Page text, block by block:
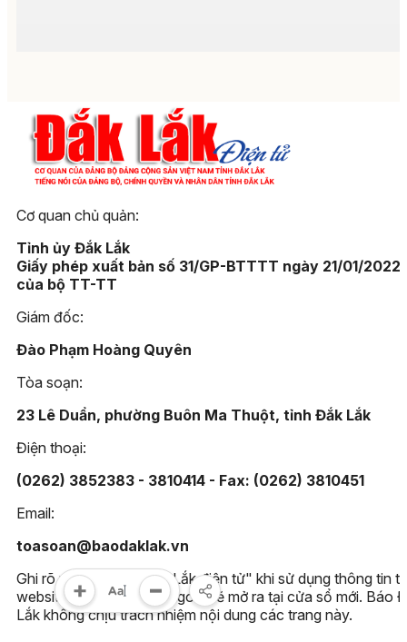
Cơ quan chủ quản:
Tỉnh ủy Đắk Lắk
Giấy phép xuất bản số 31/GP-BTTTT ngày 21/01/2022
của bộ TT-TT
Giám đốc:
Đào Phạm Hoàng Quyên
Tòa soạn:
23 Lê Duẩn, phường Buôn Ma Thuột, tỉnh Đắk Lắk
Điện thoại:
(0262) 3852383 - 3810414 - Fax: (0262) 3810451
Email:
toasoan@baodaklak.vn
Ghi rõ nguồn "Báo Đắk Lắk điện tử" khi sử dụng thông tin
website này. Các trang ngoài sẽ mở ra tại cửa sổ mới. Báo
Lắk không chịu trách nhiệm nội dung các trang này.